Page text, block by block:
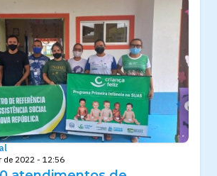
de 2022 - 12:56